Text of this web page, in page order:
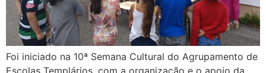
Foi iniciado na 10ª Semana Cultural do Agrupamento de
Escolas Templários, com a organização e o apoio da